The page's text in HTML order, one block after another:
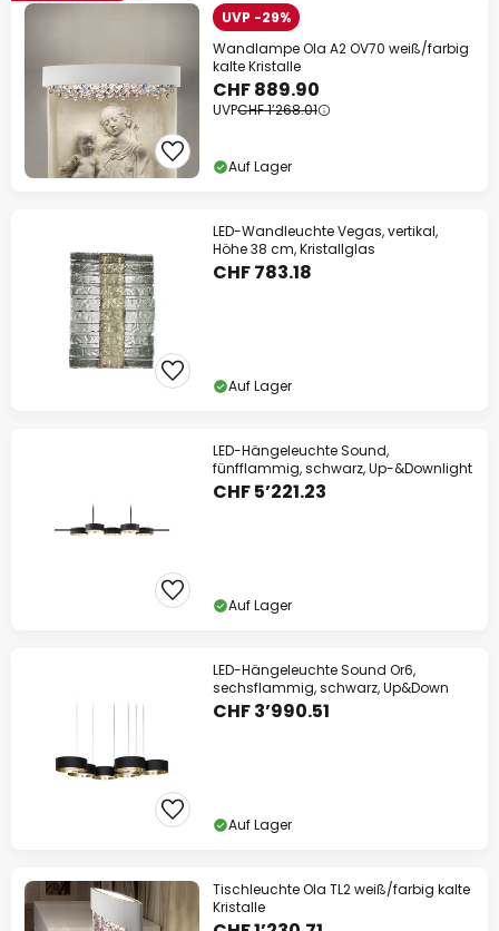
UVP -29%
Wandlampe Ola A2 OV70 weiß/farbig
kalte Kristalle
CHF 889.90
UVPCHF 1’268.01
Auf Lager
LED-Wandleuchte Vegas, vertikal,
Höhe 38 cm, Kristallglas
CHF 783.18
Auf Lager
LED-Hängeleuchte Sound,
fünfflammig, schwarz, Up-&Downlight
CHF 5’221.23
Auf Lager
LED-Hängeleuchte Sound Or6,
sechsflammig, schwarz, Up&Down
CHF 3’990.51
Auf Lager
Tischleuchte Ola TL2 weiß/farbig kalte
Kristalle